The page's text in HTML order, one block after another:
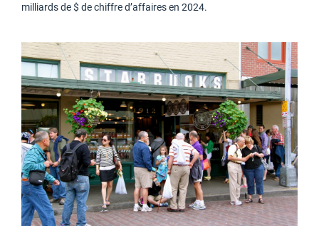
milliards de $ de chiffre d’affaires en 2024.